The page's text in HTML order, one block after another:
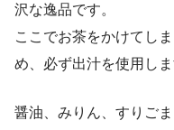
沢な逸品です。
ここでお茶をかけてし
め、必ず出汁を使用しま
醤油、みりん、すりご